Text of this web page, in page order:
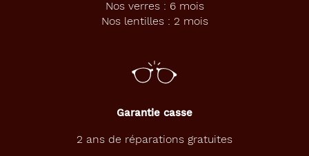
Nos verres : 6 mois
Nos lentilles : 2 mois
Garantie casse
2 ans de réparations gratuites